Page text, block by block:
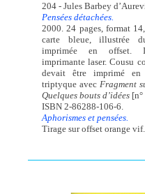
204 - Jules Barbey
Pensées détachées.
2000. 24 pages, format
carte bleue, illustrée
imprimée en offset.
imprimante laser. Cousu
devait être imprimé
triptyque avecFragment
Quelques bouts d’idées[n°
ISBN 2-86288-106-6.
Aphorismes et pensées.
Tirage sur offset orange vif.